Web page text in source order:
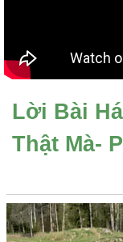
Lời Bài
Thật Mà-